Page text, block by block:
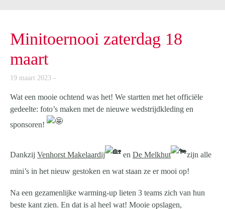
Minitoernooi zaterdag 18
maart
19 maart 2023
Wat een mooie ochtend was het! We startten met het officiële
gedeelte: foto’s maken met de nieuwe wedstrijdkleding en
sponsoren!
Dankzij Venhorst Makelaardij en De Melkhut
zijn alle
mini’s in het nieuw gestoken en wat staan ze er mooi op!
Na een gezamenlijke warming-up lieten 3 teams zich van hun
beste kant zien. En dat is al heel wat! Mooie opslagen,